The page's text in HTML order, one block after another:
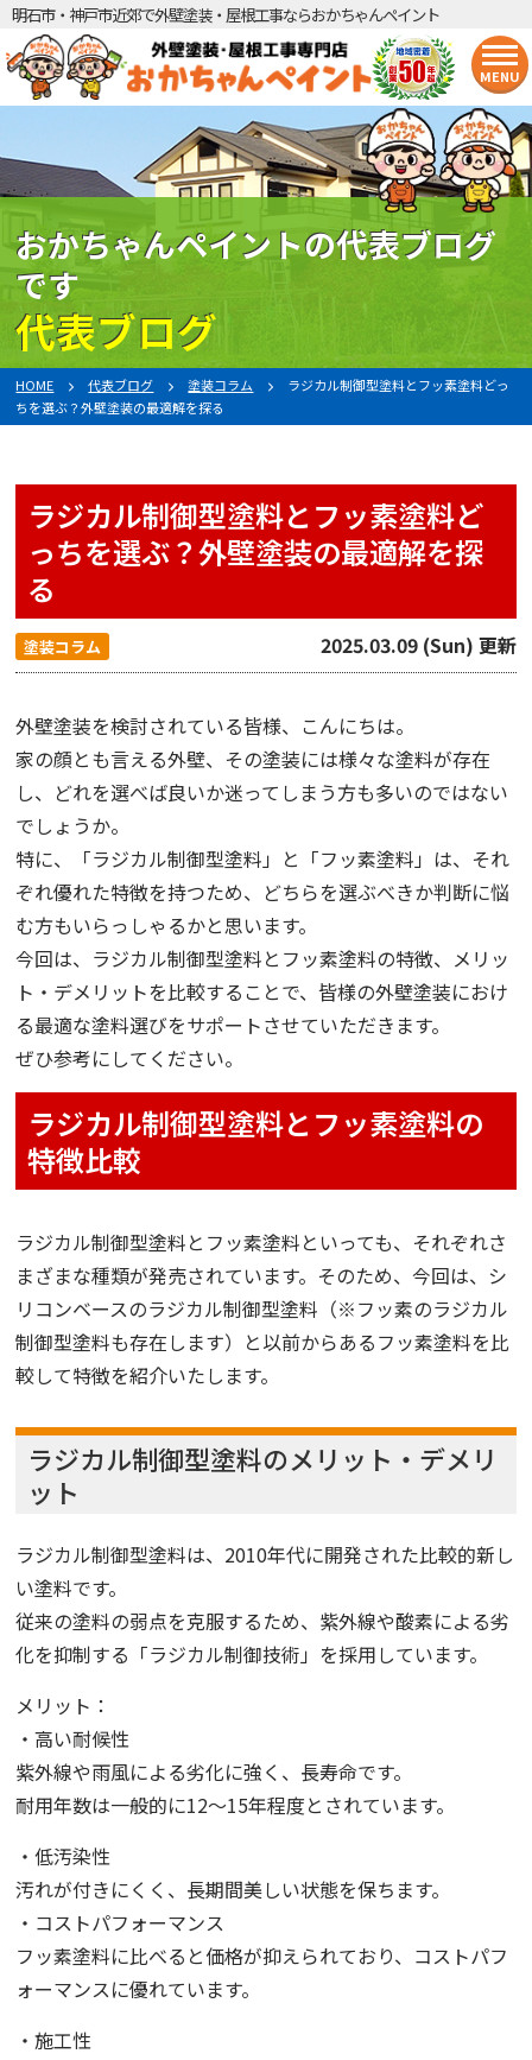
明石市・神戸市近郊で外壁塗装・屋根工事ならおかちゃんペイント
MENU
おかちゃんペイントの代表ブログ
です
代表ブログ
HOME 代表ブログ 塗装コラム
ラジカル制御型塗料とフッ素塗料どっ
ちを選ぶ？外壁塗装の最適解を探る
ラジカル制御型塗料とフッ素塗料ど
っちを選ぶ？外壁塗装の最適解を探
る
塗装コラム 2025.03.09 (Sun) 更新
外壁塗装を検討されている皆様、こんにちは。
家の顔とも言える外壁、その塗装には様々な塗料が存在
し、どれを選べば良いか迷ってしまう方も多いのではない
でしょうか。
特に、「ラジカル制御型塗料」と「フッ素塗料」は、それ
ぞれ優れた特徴を持つため、どちらを選ぶべきか判断に悩
む方もいらっしゃるかと思います。
今回は、ラジカル制御型塗料とフッ素塗料の特徴、メリッ
ト・デメリットを比較することで、皆様の外壁塗装におけ
る最適な塗料選びをサポートさせていただきます。
ぜひ参考にしてください。
ラジカル制御型塗料とフッ素塗料の
特徴比較
ラジカル制御型塗料とフッ素塗料といっても、それぞれさ
まざまな種類が発売されています。そのため、今回は、シ
リコンベースのラジカル制御型塗料（※フッ素のラジカル
制御型塗料も存在します）と以前からあるフッ素塗料を比
較して特徴を紹介いたします。
ラジカル制御型塗料のメリット・デメリ
ット
ラジカル制御型塗料は、2010年代に開発された比較的新し
い塗料です。
従来の塗料の弱点を克服するため、紫外線や酸素による劣
化を抑制する「ラジカル制御技術」を採用しています。
メリット：
・高い耐候性
紫外線や雨風による劣化に強く、長寿命です。
耐用年数は一般的に12〜15年程度とされています。
・低汚染性
汚れが付きにくく、長期間美しい状態を保ちます。
・コストパフォーマンス
フッ素塗料に比べると価格が抑えられており、コストパフ
ォーマンスに優れています。
・施工性